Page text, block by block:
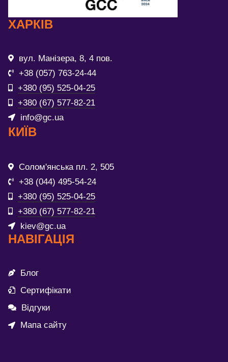
ХАРКІВ
вул. Манізера, 8, 4 пов.
+38 (057) 763-24-44
+380 (95) 525-04-25
+380 (67) 577-82-21
info@gc.ua
КИЇВ
Солом'янська пл. 2, 505
+38 (044) 495-54-24
+380 (95) 525-04-25
+380 (67) 577-82-21
kiev@gc.ua
НАВІГАЦІЯ
Блог
Сертифікати
Відгуки
Мапа сайту